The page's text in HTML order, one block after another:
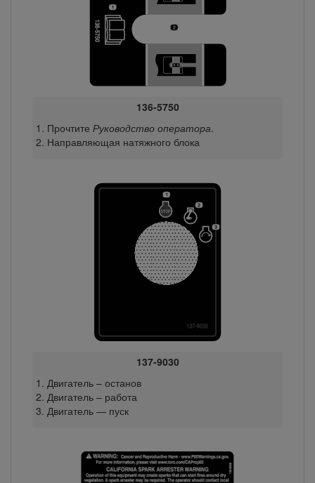
136-5750
Прочтите Руководство оператора.
Направляющая натяжного блока
137-9030
Двигатель – останов
Двигатель – работа
Двигатель — пуск